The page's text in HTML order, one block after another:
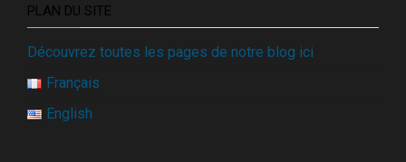
PLAN DU SITE
Découvrez toutes les pages de notre blog ici
Français
English